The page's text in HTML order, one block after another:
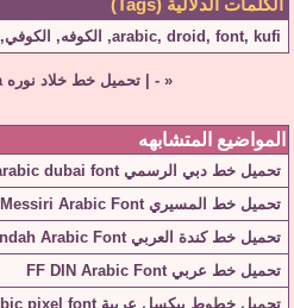
الكلمات الدلالية (Tags)
arabic, droid , font, kufi
, الكوفه, الكوفي,
«
-
|تحميل خط خلاد نوره khalaad Noora
المواضيع المتشابهه
تحميل خط دبي الرسمي arabic dubai font
تحميل خط المسيري El Messiri Arabic Font
تحميل خط كندة العربي Kindah Arabic Font
تحميل خط عربي FF DIN Arabic Font
تحميل خطوط بيكسل عربية arabic pixel font